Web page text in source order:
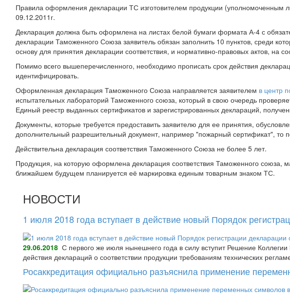
Правила оформления декларации ТС изготовителем продукции
09.12.2011г.
Декларация должна быть оформлена на листах белой бумаги формата А-4 с
декларации Таможенного Союза заявитель обязан заполнить 10 пунктов, среди
основу для принятия декларации соответствия, и нормативно-правовых актов, на
Помимо всего вышеперечисленного, необходимо прописать срок действия
идентифицировать.
Оформленная декларация Таможенного Союза направляется заявителем в центр
испытательных лабораторий Таможенного союза, который в свою очередь
Единый реестр выданных сертификатов и зарегистрированных деклараций,
Документы, которые требуется предоставить заявителю для ее принятия,
дополнительный разрешительный документ, например "пожарный сертификат", то
Действительна декларация соответствия Таможенного Союза не более 5 лет.
Продукция, на которую оформлена декларация соответствия Таможенного союза,
ближайшем будущем планируется её маркировка единым товарным знаком ТС.
НОВОСТИ
1 июля 2018 года вступает в действие новый Порядок
29.06.2018 С первого же июля нынешнего года в силу вступит Решение
действия деклараций о соответствии продукции требованиям технических
Росаккредитация официально разъяснила применение